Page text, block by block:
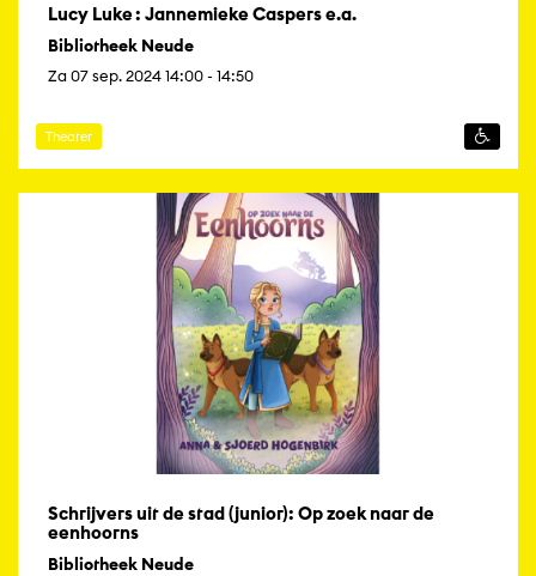
Lucy Luke : Jannemieke Caspers e.a.
Bibliotheek Neude
Za 07 sep. 2024 14:00 - 14:50
Theater
Schrijvers uit de stad (junior): Op zoek naar de
eenhoorns
Bibliotheek Neude